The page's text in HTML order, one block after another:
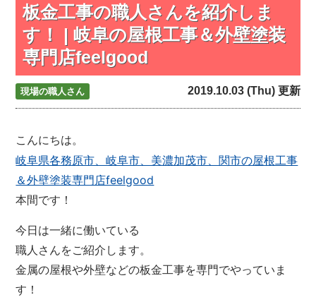
板金工事の職人さんを紹介しま
す！ | 岐阜の屋根工事＆外壁塗装
専門店feelgood
現場の職人さん 2019.10.03 (Thu) 更新
こんにちは。
岐阜県各務原市、岐阜市、美濃加茂市、関市の屋根工事
＆外壁塗装専門店feelgood
本間です！
今日は一緒に働いている
職人さんをご紹介します。
金属の屋根や外壁などの板金工事を専門でやっていま
す！